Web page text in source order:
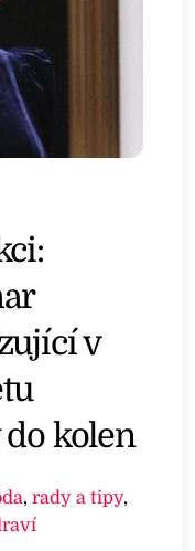
v
do kolen
,rady a tipy,